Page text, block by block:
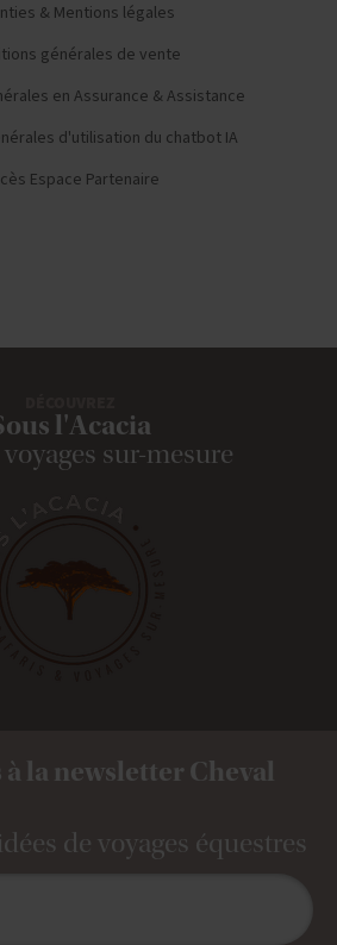
& Mentions légales
générales de vente
en Assurance & Assistance
d'utilisation du chatbot IA
Espace Partenaire
l'Acacia
sur-mesure
la newsletter Cheval
de voyages équestres